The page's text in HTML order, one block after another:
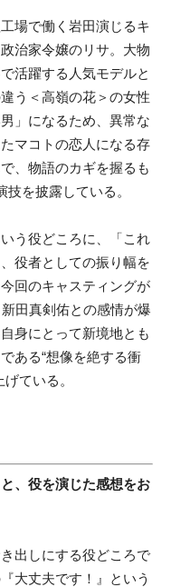
場で働く岩田演じるキ
治家令嬢のリサ。大物
活躍する人気モデルと
う＜高嶺の花＞の女性
」になるため、異常な
マコトの恋人になる存
、物語のカギを握るも
を披露している。
う役どころに、「これ
役者としての振り幅を
回のキャスティングが
田真剣佑との感情が爆
身にとって新境地とも
ある“想像を絶する衝
ている。
、役を演じた感想をお
出しにする役どころで
大丈夫です！』という